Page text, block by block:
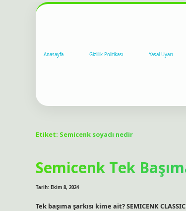
Anasayfa Gizlilik Politikası Yasal Uyarı
Etiket: Semicenk soyadı nedir
Semicenk Tek
Tarih: Ekim 8, 2024
Tek başıma şarkısı kime ait? SEMICENK